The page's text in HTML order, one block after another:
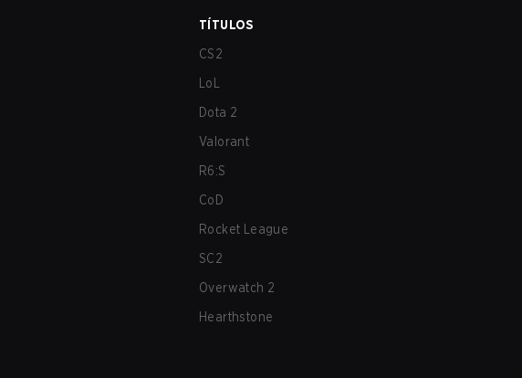
TÍTULOS
CS2
LoL
Dota 2
Valorant
R6:S
CoD
Rocket League
SC2
Overwatch 2
Hearthstone